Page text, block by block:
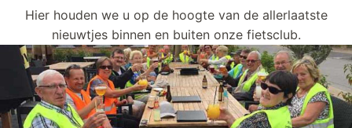
Hier houden we u op de hoogte van de allerlaatste
nieuwtjes binnen en buiten onze fietsclub.